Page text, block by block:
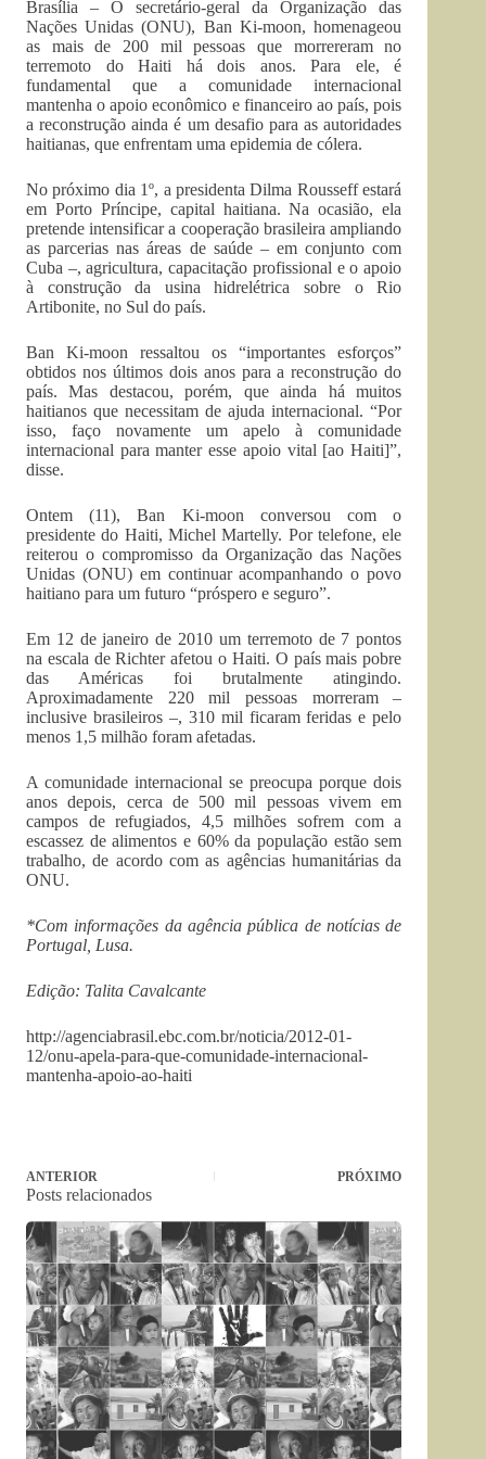
Brasília – O secretário-geral da Organização das
Nações Unidas (ONU), Ban Ki-moon, homenageou
as mais de 200 mil pessoas que morrereram no
terremoto do Haiti há dois anos. Para ele, é
fundamental que a comunidade internacional
mantenha o apoio econômico e financeiro ao país, pois
a reconstrução ainda é um desafio para as autoridades
haitianas, que enfrentam uma epidemia de cólera.
No próximo dia 1º, a presidenta Dilma Rousseff estará
em Porto Príncipe, capital haitiana. Na ocasião, ela
pretende intensificar a cooperação brasileira ampliando
as parcerias nas áreas de saúde – em conjunto com
Cuba –, agricultura, capacitação profissional e o apoio
à construção da usina hidrelétrica sobre o Rio
Artibonite, no Sul do país.
Ban Ki-moon ressaltou os “importantes esforços”
obtidos nos últimos dois anos para a reconstrução do
país. Mas destacou, porém, que ainda há muitos
haitianos que necessitam de ajuda internacional. “Por
isso, faço novamente um apelo à comunidade
internacional para manter esse apoio vital [ao Haiti]”,
disse.
Ontem (11), Ban Ki-moon conversou com o
presidente do Haiti, Michel Martelly. Por telefone, ele
reiterou o compromisso da Organização das Nações
Unidas (ONU) em continuar acompanhando o povo
haitiano para um futuro “próspero e seguro”.
Em 12 de janeiro de 2010 um terremoto de 7 pontos
na escala de Richter afetou o Haiti. O país mais pobre
das Américas foi brutalmente atingindo.
Aproximadamente 220 mil pessoas morreram –
inclusive brasileiros –, 310 mil ficaram feridas e pelo
menos 1,5 milhão foram afetadas.
A comunidade internacional se preocupa porque dois
anos depois, cerca de 500 mil pessoas vivem em
campos de refugiados, 4,5 milhões sofrem com a
escassez de alimentos e 60% da população estão sem
trabalho, de acordo com as agências humanitárias da
ONU.
*Com informações da agência pública de notícias de
Portugal, Lusa.
Edição: Talita Cavalcante
http://agenciabrasil.ebc.com.br/noticia/2012-01-
12/onu-apela-para-que-comunidade-internacional-
mantenha-apoio-ao-haiti
ANTERIOR PRÓXIMO
Posts relacionados